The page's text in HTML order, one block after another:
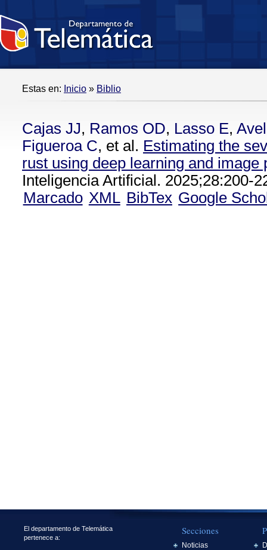
Estas en: Inicio » Biblio
Cajas JJ, Ramos OD, Lasso E,
Figueroa C, et al. Estimating the
rust using deep learning and image
Inteligencia Artificial. 2025;28:200-
Marcado XML BibTex Google
El departamento de Telemática
pertenece a:
Secciones
Noticias